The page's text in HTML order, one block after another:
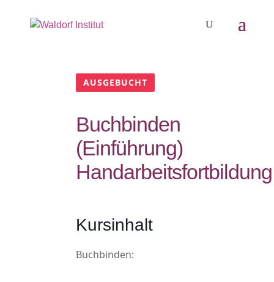
AUSGEBUCHT
Buchbinden
(Einführung)
Handarbeitsfortbildung
Kursinhalt
Buchbinden: